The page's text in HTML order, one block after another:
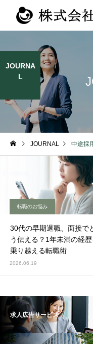
新卒
JOURNA
L
JOURNAL 中途採
転職のお悩み
30代の早期退職、面接で
う伝える？1年未満の経歴
乗り越える転職術
2026.06.19
求人広告サービス